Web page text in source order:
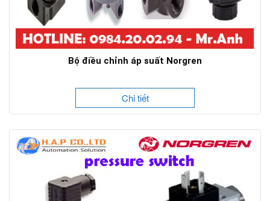
Bộ điều chỉnh áp suất Norgren
Chi tiết